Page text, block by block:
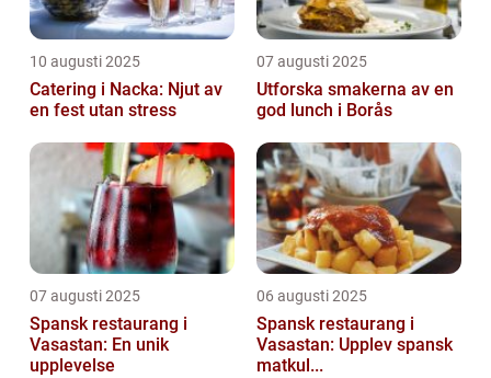
10 augusti 2025
Catering i Nacka: Njut av
en fest utan stress
07 augusti 2025
Utforska smakerna av en
god lunch i Borås
07 augusti 2025
Spansk restaurang i
Vasastan: En unik
upplevelse
06 augusti 2025
Spansk restaurang i
Vasastan: Upplev spansk
matkul...